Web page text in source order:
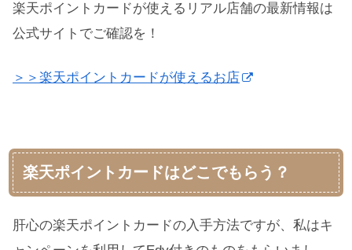
楽天ポイントカードが使えるリアル店舗の最新情報は
公式サイトでご確認を！
＞＞楽天ポイントカードが使えるお店
楽天ポイントカードはどこでもらう？
肝心の楽天ポイントカードの入手方法ですが、私はキ